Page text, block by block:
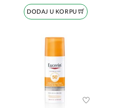
DODAJ U KORPU